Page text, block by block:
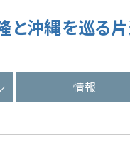
と沖縄を巡る
情報